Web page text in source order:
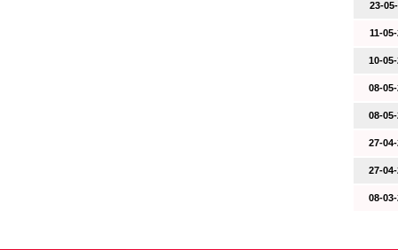
23-
11-
10-
08-
08-
27-
27-
08-